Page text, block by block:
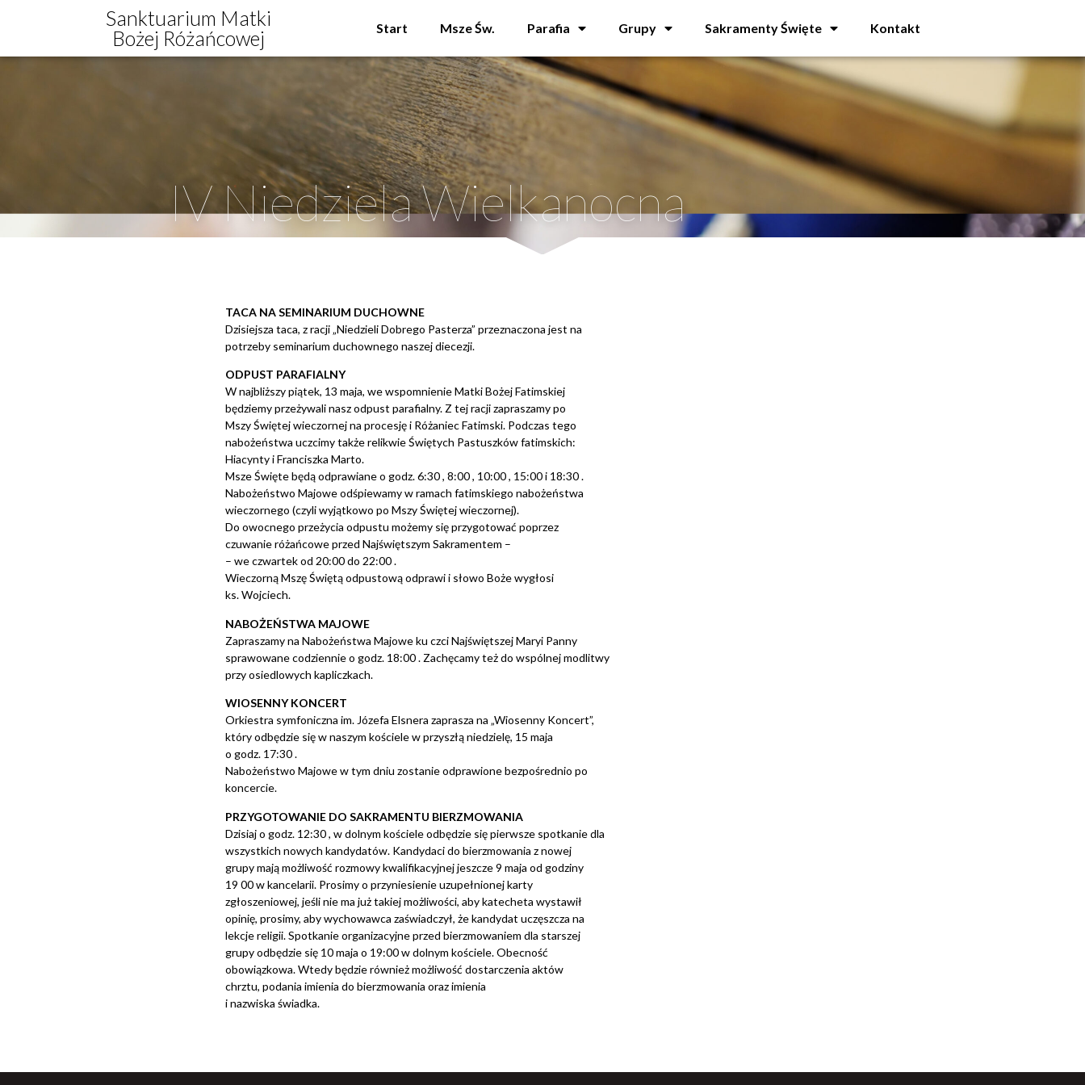
Sanktuarium Matki
Bożej Różańcowej
Start Msze Św. Parafia Grupy Sakramenty Święte Kontakt
IV Niedziela Wielkanocna
TACA NA SEMINARIUM DUCHOWNE
Dzisiejsza taca, z racji „Niedzieli Dobrego Pasterza” przeznaczona jest na
potrzeby seminarium duchownego naszej diecezji.
ODPUST PARAFIALNY
W najbliższy piątek, 13 maja, we wspomnienie Matki Bożej Fatimskiej
będziemy przeżywali nasz odpust parafialny. Z tej racji zapraszamy po
Mszy Świętej wieczornej na procesję i Różaniec Fatimski. Podczas tego
nabożeństwa uczcimy także relikwie Świętych Pastuszków fatimskich:
Hiacynty i Franciszka Marto.
Msze Święte będą odprawiane o godz. 6:30 , 8:00 , 10:00 , 15:00 i 18:30 .
Nabożeństwo Majowe odśpiewamy w ramach fatimskiego nabożeństwa
wieczornego (czyli wyjątkowo po Mszy Świętej wieczornej).
Do owocnego przeżycia odpustu możemy się przygotować poprzez
czuwanie różańcowe przed Najświętszym Sakramentem –
– we czwartek od 20:00 do 22:00 .
Wieczorną Mszę Świętą odpustową odprawi i słowo Boże wygłosi
ks. Wojciech.
NABOŻEŃSTWA MAJOWE
Zapraszamy na Nabożeństwa Majowe ku czci Najświętszej Maryi Panny
sprawowane codziennie o godz. 18:00 . Zachęcamy też do wspólnej modlitwy
przy osiedlowych kapliczkach.
WIOSENNY KONCERT
Orkiestra symfoniczna im. Józefa Elsnera zaprasza na „Wiosenny Koncert”,
który odbędzie się w naszym kościele w przyszłą niedzielę, 15 maja
o godz. 17:30 .
Nabożeństwo Majowe w tym dniu zostanie odprawione bezpośrednio po
koncercie.
PRZYGOTOWANIE DO SAKRAMENTU BIERZMOWANIA
Dzisiaj o godz. 12:30 , w dolnym kościele odbędzie się pierwsze spotkanie dla
wszystkich nowych kandydatów. Kandydaci do bierzmowania z nowej
grupy mają możliwość rozmowy kwalifikacyjnej jeszcze 9 maja od godziny
19 00 w kancelarii. Prosimy o przyniesienie uzupełnionej karty
zgłoszeniowej, jeśli nie ma już takiej możliwości, aby katecheta wystawił
opinię, prosimy, aby wychowawca zaświadczył, że kandydat uczęszcza na
lekcje religii. Spotkanie organizacyjne przed bierzmowaniem dla starszej
grupy odbędzie się 10 maja o 19:00 w dolnym kościele. Obecność
obowiązkowa. Wtedy będzie również możliwość dostarczenia aktów
chrztu, podania imienia do bierzmowania oraz imienia
i nazwiska świadka.